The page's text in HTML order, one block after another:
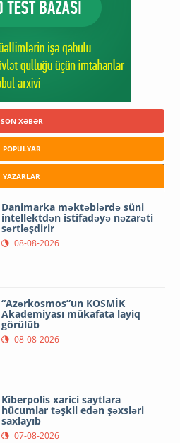
SON XƏBƏR
POPULYAR
YAZARLAR
Danimarka məktəblərdə süni
intellektdən istifadəyə nəzarəti
sərtləşdirir
08-08-2026
“Azərkosmos”un KOSMİK
Akademiyası mükafata layiq
görülüb
08-08-2026
Kiberpolis xarici saytlara
hücumlar təşkil edən şəxsləri
saxlayıb
07-08-2026